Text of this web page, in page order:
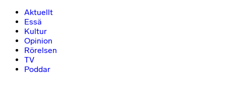
Aktuellt
Essä
Kultur
Opinion
Rörelsen
TV
Poddar